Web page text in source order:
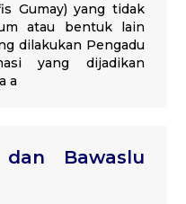
Gumay) yang tidak
atau bentuk lain
dilakukan Pengadu
yang dijadikan
a
dan Bawaslu